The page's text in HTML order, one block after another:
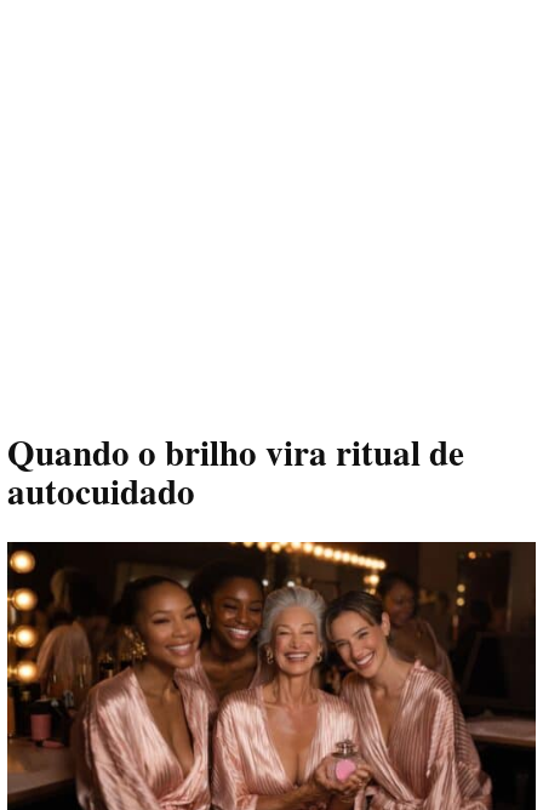
Quando o brilho vira ritual de
autocuidado